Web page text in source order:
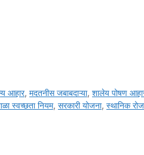
आहार,मदतनीस जबाबदाऱ्या,शालेय पोषण
स्वच्छता नियम, सरकारी योजना, स्थानिक